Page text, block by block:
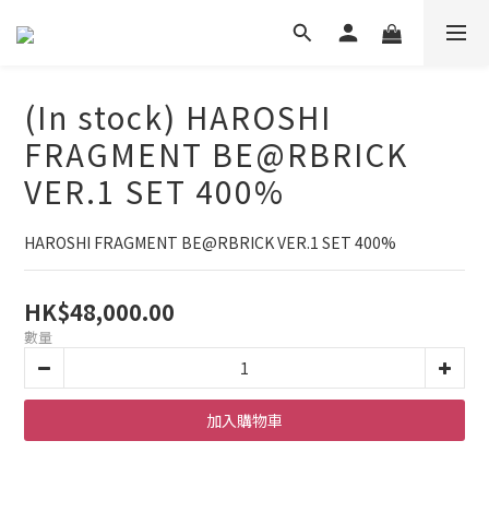
(In stock) HAROSHI
FRAGMENT BE@RBRICK
VER.1 SET 400%
HAROSHI FRAGMENT BE@RBRICK VER.1 SET 400%
HK$48,000.00
數量
加入購物車